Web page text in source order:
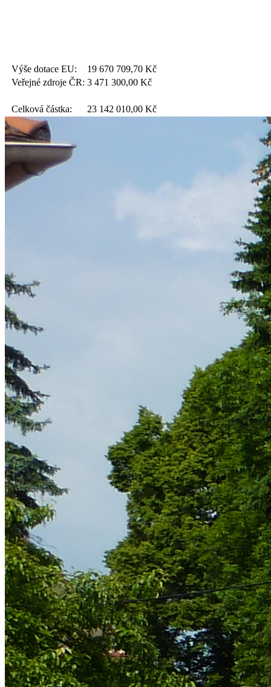
Výše dotace EU: 19 670 709,70 Kč
Veřejné zdroje ČR: 3 471 300,00 Kč
Celková částka: 23 142 010,00 Kč